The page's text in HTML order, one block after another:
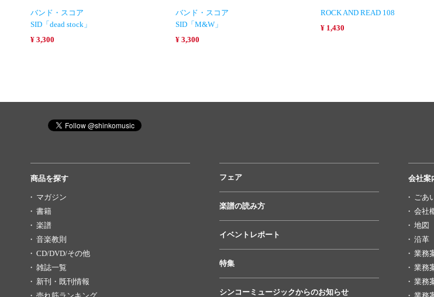
バンド・スコア
SID「dead stock」
¥ 3,300
バンド・スコア
SID「M&W」
¥ 3,300
ROCK AND READ 108
¥ 1,430
商品を探す
マガジン
書籍
楽譜
音楽教則
CD/DVD/その他
雑誌一覧
新刊・既刊情報
フェア
楽譜の読み方
イベントレポート
特集
シンコーミュージックからのお知らせ
会社案
ごあ
会社
地図
沿革
業務
業務
業務